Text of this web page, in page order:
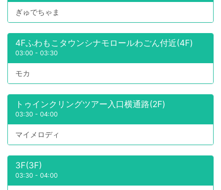
ぎゅでちゃま
4Fふわもこタウンシナモロールわごん付近(4F)
03:00 - 03:30
モカ
トゥインクリングツアー入口横通路(2F)
03:30 - 04:00
マイメロディ
3F(3F)
03:30 - 04:00